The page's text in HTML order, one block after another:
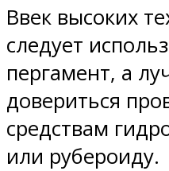
Ввек высоких
следует
пергамент, а
довериться
средствам
или рубероиду.